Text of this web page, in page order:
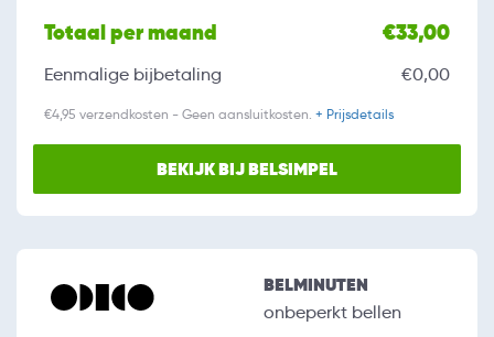
Totaal per maand €33,00
Eenmalige bijbetaling €0,00
€4,95 verzendkosten - Geen aansluitkosten. + Prijsdetails
BEKIJK BIJ BELSIMPEL
BELMINUTEN
onbeperkt bellen